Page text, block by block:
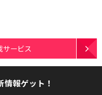
サービス
報ゲット！